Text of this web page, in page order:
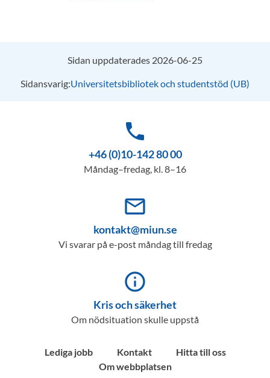
Sidan uppdaterades 2026-06-25
Sidansvarig:Universitetsbibliotek och studentstöd (UB)
phone
+46 (0)10-142 80 00
Måndag–fredag, kl. 8–16
mail_outline
kontakt@miun.se
Vi svarar på e-post måndag till fredag
info_outline
Kris och säkerhet
Om nödsituation skulle uppstå
Lediga jobb Kontakt
Hitta till oss
Om webbplatsen